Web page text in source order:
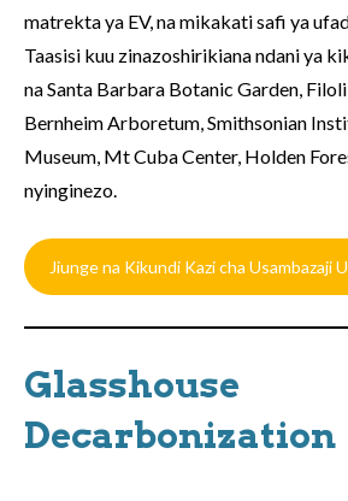
matrekta ya EV, na mikakati safi ya
Taasisi kuu zinazoshirikiana ndani ya
na Santa Barbara Botanic Garden,
Bernheim Arboretum, Smithsonian
Museum, Mt Cuba Center, Holden
nyinginezo.
Jiunge na Kikundi Kazi cha Usambazaji
Glasshouse
Decarbonization